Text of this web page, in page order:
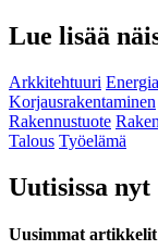
Lue lisää
Arkkitehtuuri
Korjausrakentaminen
Rakennustuote
Talous Työelämä
Uutisissa nyt
Uusimmat artikkelit